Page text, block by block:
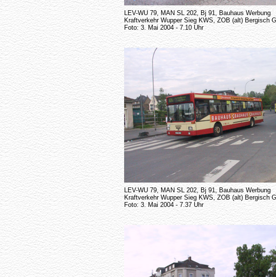
LEV-WU 79, MAN SL 202, Bj 91, Bauhaus Werbung
Kraftverkehr Wupper Sieg KWS, ZOB (alt) Bergisch
Foto: 3. Mai 2004 - 7.10 Uhr
LEV-WU 79, MAN SL 202, Bj 91, Bauhaus Werbung
Kraftverkehr Wupper Sieg KWS, ZOB (alt) Bergisch
Foto: 3. Mai 2004 - 7.37 Uhr